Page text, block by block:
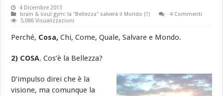
4 Dicembre 2013
brain & soul gym: la "Bellezza" salverà il Mondo (?)
4 Commenti
5,086 Visualizzazioni
Perché, Cosa,Chi, Come, Quale, Salvare e Mondo.
2) COSA. Cos’è la Bellezza?
D’impulso direi che è la
visione, ma comunque la